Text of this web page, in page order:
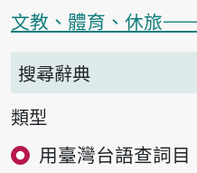
文教、體育、休旅
搜尋辭典
類型
用臺灣台語查詞目